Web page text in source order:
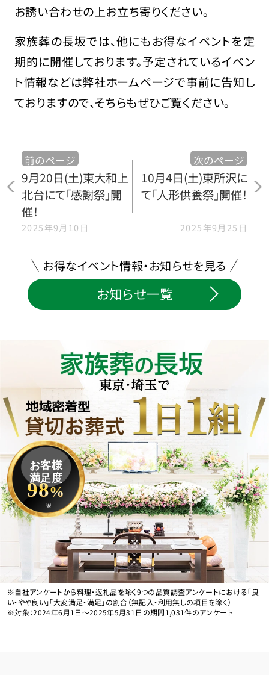
お誘い合わせの上お立ち寄りください。
家族葬の長坂では、他にもお得なイベントを定
期的に開催しております。予定されているイベン
ト情報などは弊社ホームページで事前に告知し
ておりますので、そちらもぜひご覧ください。
前のページ
9月20日(土)東大和上
北台にて「感謝祭」開
催！
2025年9月10日
次のページ
10月4日(土)東所沢に
て「人形供養祭」開催！
2025年9月25日
お得なイベント情報・お知らせを見る
お知らせ一覧
お客様
満足度
98%
※
※自社アンケートから料理・返礼品を除く9つの品質調査アンケートにおける「良
い・やや良い」「大変満足・満足」の割合（無記入・利用無しの項目を除く）
※対象：2024年6月1日〜2025年5月31日の期間1,031件のアンケート